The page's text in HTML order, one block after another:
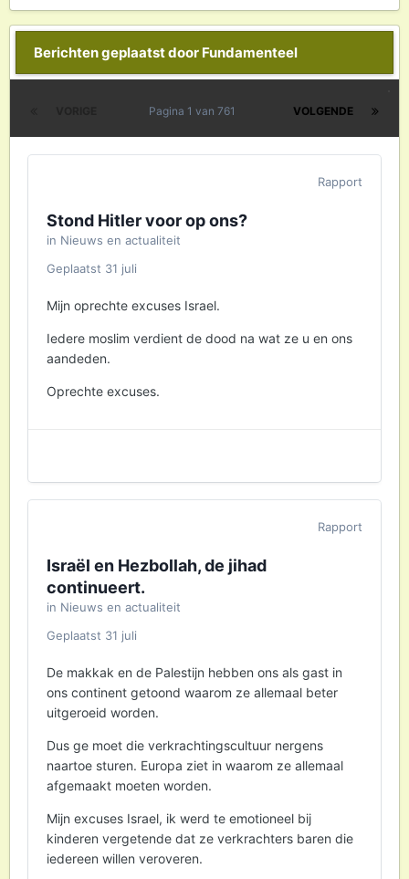
Berichten geplaatst door Fundamenteel
VOLGENDE
Pagina 1 van 761
Rapport
Stond Hitler voor op ons?
in Nieuws en actualiteit
Geplaatst 31 juli
Mijn oprechte excuses Israel.
Iedere moslim verdient de dood na wat ze u en ons
aandeden.
Oprechte excuses.
Rapport
Israël en Hezbollah, de jihad
continueert.
in Nieuws en actualiteit
Geplaatst 31 juli
De makkak en de Palestijn hebben ons als gast in
ons continent getoond waarom ze allemaal beter
uitgeroeid worden.
Dus ge moet die verkrachtingscultuur nergens
naartoe sturen. Europa ziet in waarom ze allemaal
afgemaakt moeten worden.
Mijn excuses Israel, ik werd te emotioneel bij
kinderen vergetende dat ze verkrachters baren die
iedereen willen veroveren.